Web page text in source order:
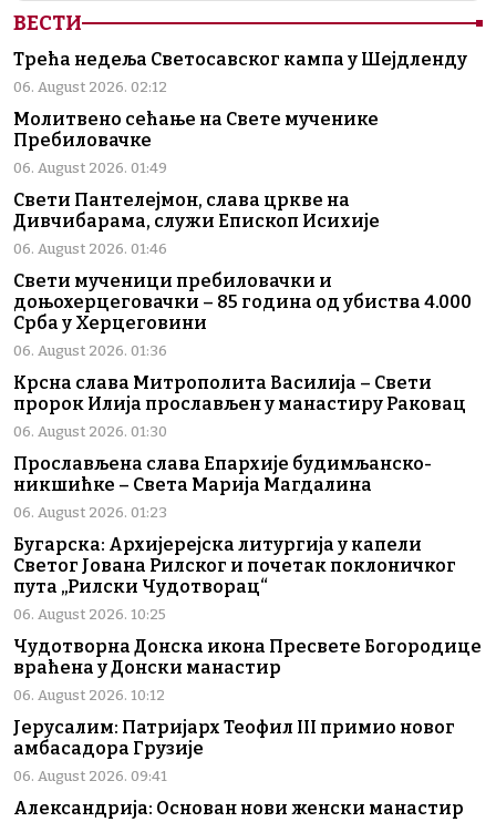
ВЕСТИ
Трећа недеља Светосавског кампа у Шејдленду
06. August 2026. 02:12
Молитвено сећање на Свете мученике
Пребиловачке
06. August 2026. 01:49
Свети Пантелејмон, слава цркве на
Дивчибарама, служи Епископ Исихије
06. August 2026. 01:46
Свети мученици пребиловачки и
доњохерцеговачки – 85 година од убиства 4.000
Срба у Херцеговини
06. August 2026. 01:36
Крсна слава Митрополита Василија – Свети
пророк Илија прослављен у манастиру Раковац
06. August 2026. 01:30
Прослављена слава Епархије будимљанско-
никшићке – Света Марија Магдалина
06. August 2026. 01:23
Бугарска: Архијерејска литургија у капели
Светог Јована Рилског и почетак поклоничког
пута „Рилски Чудотворац“
06. August 2026. 10:25
Чудотворна Донска икона Пресвете Богородице
враћена у Донски манастир
06. August 2026. 10:12
Јерусалим: Патријарх Теофил III примио новог
амбасадора Грузије
06. August 2026. 09:41
Александрија: Основан нови женски манастир